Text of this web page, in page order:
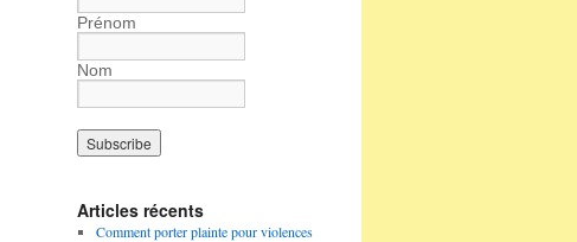
Prénom
Nom
Articles récents
Comment porter plainte pour violences